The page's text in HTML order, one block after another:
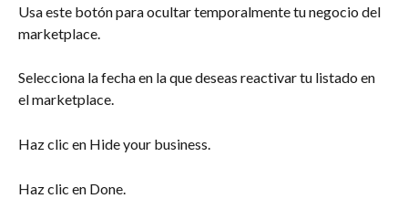
Usa este botón para ocultar temporalmente tu negocio del
marketplace.
Selecciona la fecha en la que deseas reactivar tu listado en
el marketplace.
Haz clic en Hide your business.
Haz clic en Done.